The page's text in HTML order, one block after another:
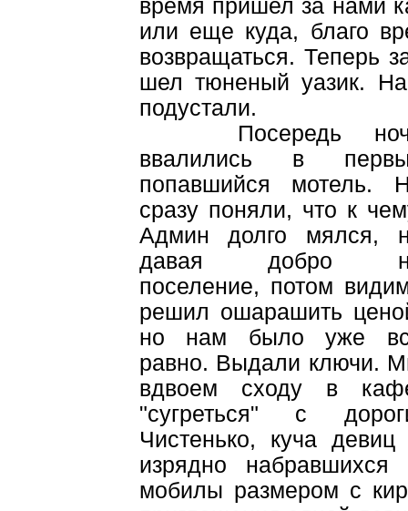
время пришел за нами
или еще куда, благо
возвращаться. Теперь
шел тюненый уазик.
подустали.
Посередь
ввалились в
попавшийся мотель.
сразу поняли, что к
Админ долго мялся,
давая добро
поселение, потом
решил ошарашить
но нам было уже
равно. Выдали ключи.
вдвоем сходу в
"сугреться" с
Чистенько, куча девиц
изрядно
мобилы размером с